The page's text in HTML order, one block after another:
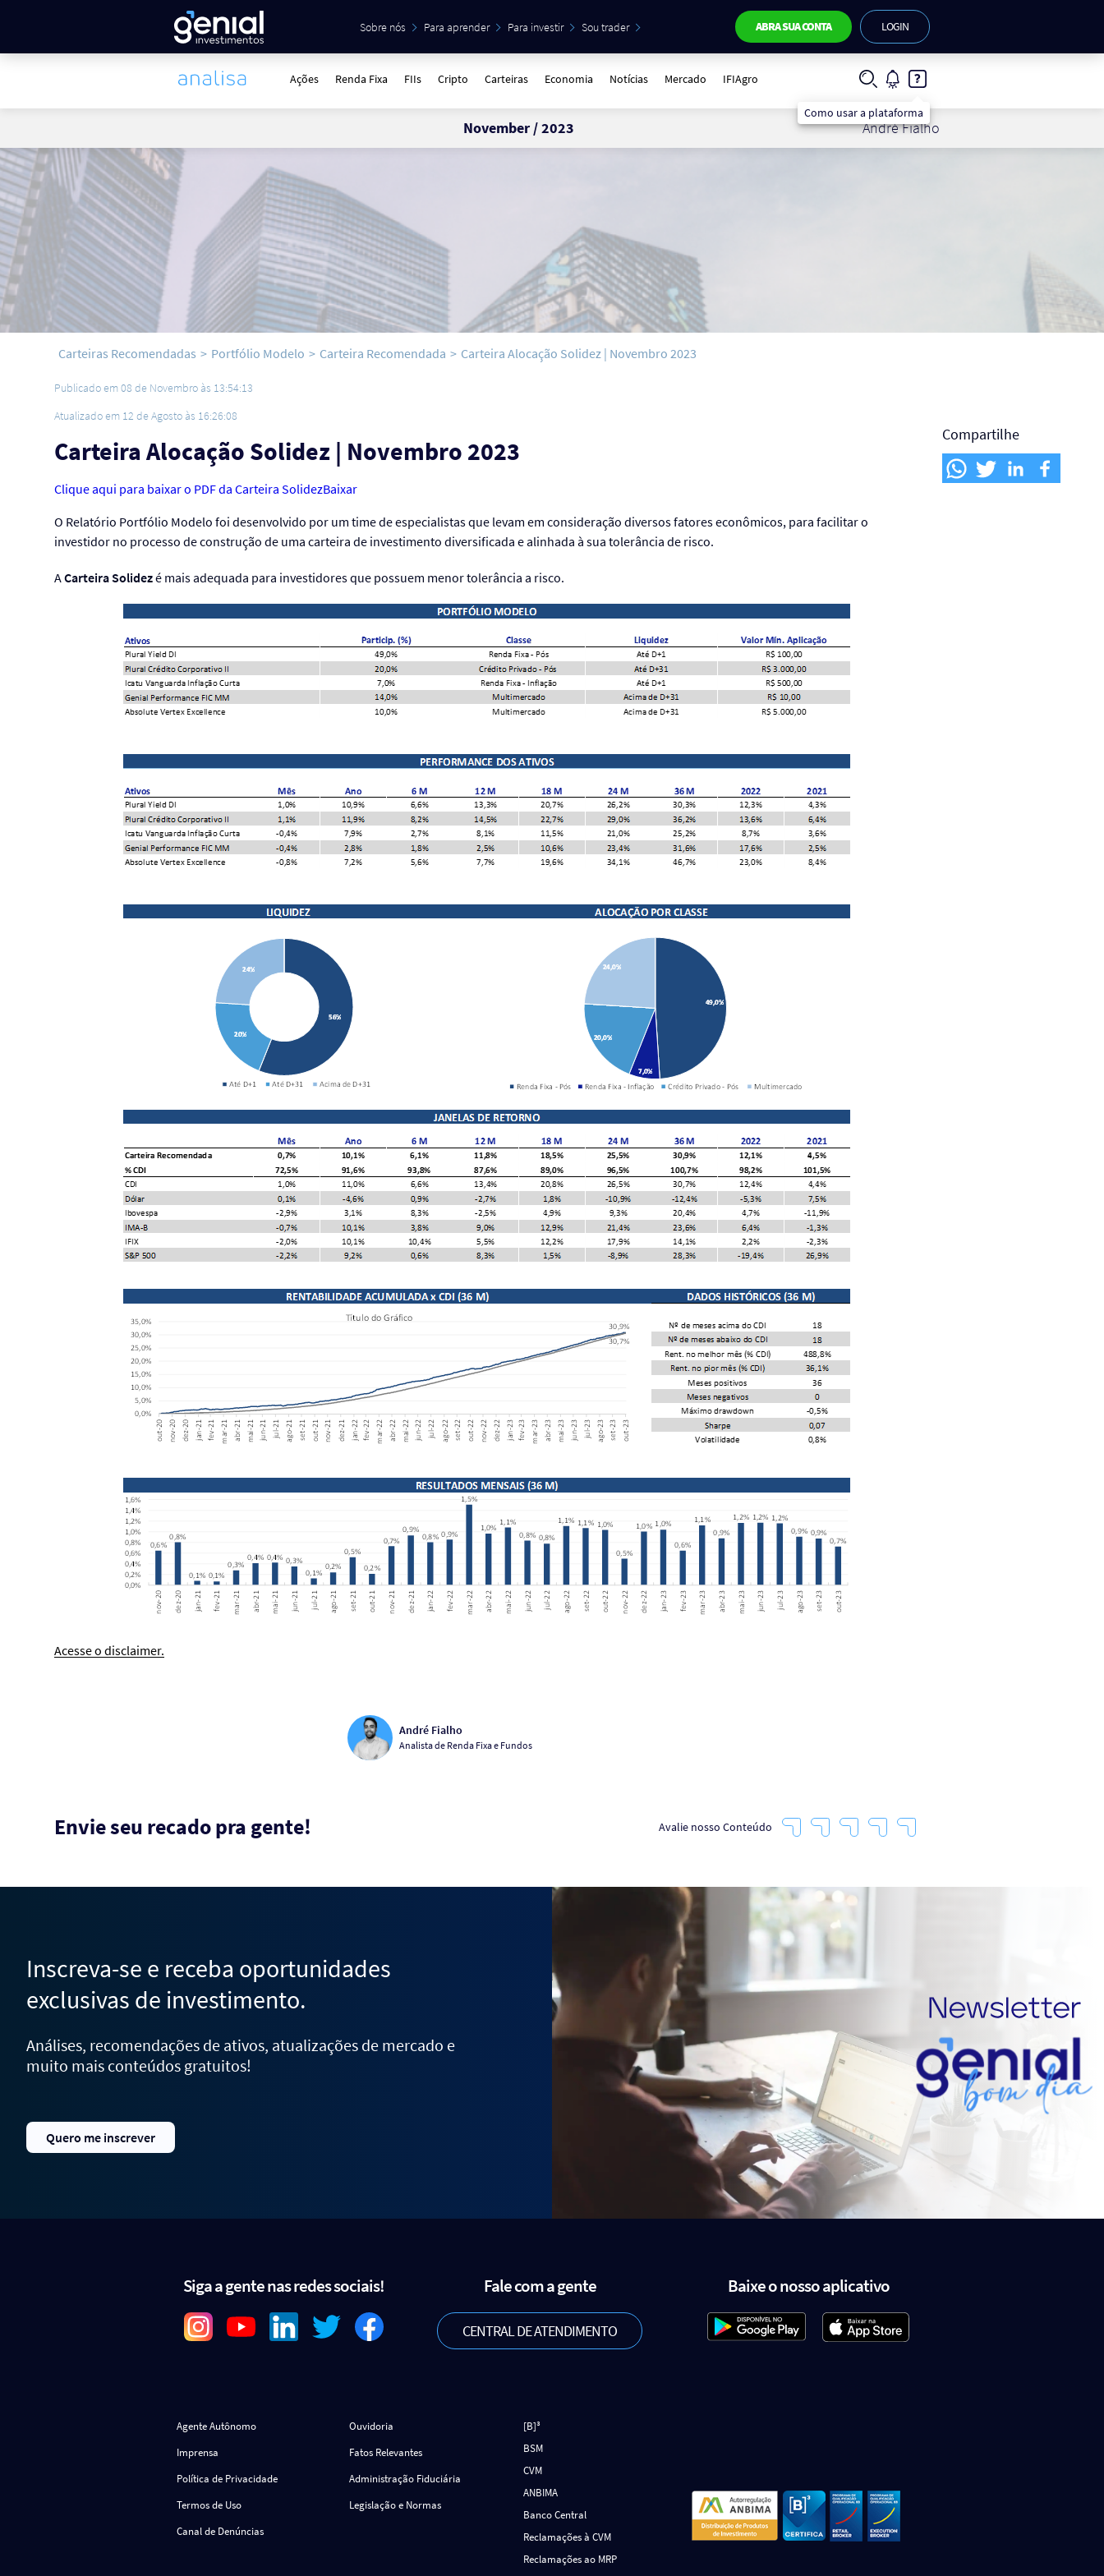
Sobre nós Para aprender Para investir Sou trader ABRA SUA CONTA LOGIN
Ações Renda Fixa FIIs Cripto Carteiras Economia Notícias Mercado IFIAgro
Como usar a plataforma
November / 2023 André Fialho
Carteiras Recomendadas > Portfólio Modelo > Carteira Recomendada > Carteira Alocação Solidez | Novembro 2023
Publicado em 08 de Novembro às 13:54:13
Atualizado em 12 de Agosto às 16:26:08
Carteira Alocação Solidez | Novembro 2023
Clique aqui para baixar o PDF da Carteira SolidezBaixar
O Relatório Portfólio Modelo foi desenvolvido por um time de especialistas que levam em consideração diversos fatores econômicos, para facilitar o
investidor no processo de construção de uma carteira de investimento diversificada e alinhada à sua tolerância de risco.
ACarteira Solidezé mais adequada para investidores que possuem menor tolerância a risco.
Acesse o disclaimer.
André Fialho
Analista de Renda Fixa e Fundos
Avalie nosso Conteúdo
Envie seu recado pra gente!
Compartilhe
Inscreva-se e receba oportunidades
exclusivas de investimento.
Análises, recomendações de ativos, atualizações de mercado e
muito mais conteúdos gratuitos!
Quero me inscrever
Siga a gente nas redes sociais! Fale com a gente
CENTRAL DE ATENDIMENTO
Baixe o nosso aplicativo
[B]³
BSM
CVM
ANBIMA
Banco Central
Reclamações à CVM
Reclamações ao MRP
Agente Autônomo
Ouvidoria
Imprensa
Fatos Relevantes
Política de Privacidade
Administração Fiduciária
Termos de Uso
Legislação e Normas
Canal de Denúncias